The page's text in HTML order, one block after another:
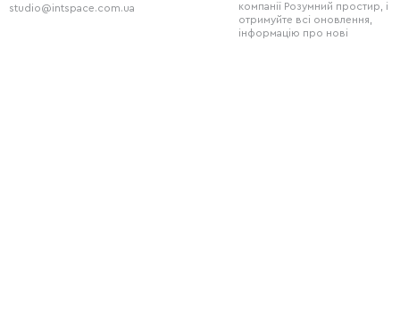
studio@intspace.com.ua
компанії Розумний простир, і
отримуйте всі оновлення,
інформацію про нові